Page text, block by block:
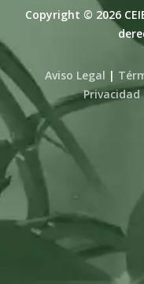
Copyright © 2026
Aviso Legal |
Privacidad